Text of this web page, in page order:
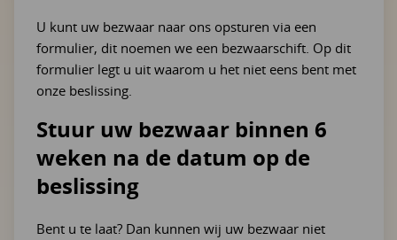
U kunt uw bezwaar naar ons opsturen via een
formulier, dit noemen we een bezwaarschift. Op dit
formulier legt u uit waarom u het niet eens bent met
onze beslissing.
Stuur uw bezwaar binnen 6
weken na de datum op de
beslissing
Bent u te laat? Dan kunnen wij uw bezwaar niet